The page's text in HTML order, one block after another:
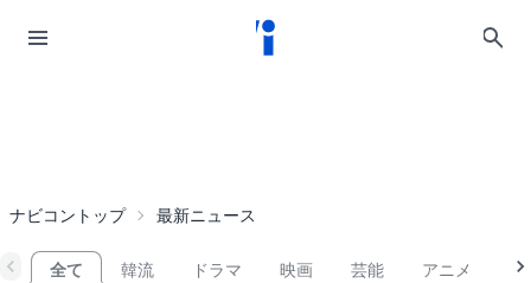
ナビコントップ 最新ニュース
全て 韓流 ドラマ 映画 芸能 アニメ